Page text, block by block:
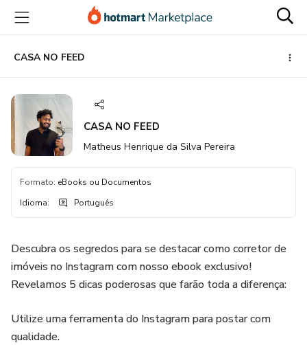
para
conteúdo
principal
para
pagamento
para
rodapé
CASA NO FEED
CASA NO FEED
Matheus Henrique da Silva Pereira
Formato: eBooks ou Documentos
Idioma: Português
Descubra os segredos para se destacar como corretor de
imóveis no Instagram com nosso ebook exclusivo!
Revelamos 5 dicas poderosas que farão toda a diferença:
Utilize uma ferramenta do Instagram para postar com
qualidade.